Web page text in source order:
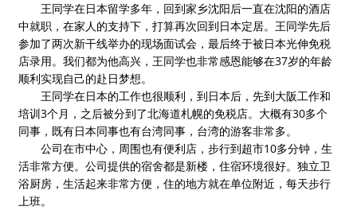
王同学在日本留学多年，回到家乡沈阳后一直在沈阳的酒店
中就职，在家人的支持下，打算再次回到日本定居。王同学先后
参加了两次新干线举办的现场面试会，最后终于被日本光伸免税
店录用。我们都为他高兴，王同学也非常感恩能够在37岁的年龄
顺利实现自己的赴日梦想。
王同学在日本的工作也很顺利，到日本后，先到大阪工作和
培训3个月，之后被分到了北海道札幌的免税店。大概有30多个
同事，既有日本同事也有台湾同事，台湾的游客非常多。
公司在市中心，周围也有便利店，步行到超市10多分钟，生
活非常方便。公司提供的宿舍都是新楼，住宿环境很好。独立卫
浴厨房，生活起来非常方便，住的地方就在单位附近，每天步行
上班。